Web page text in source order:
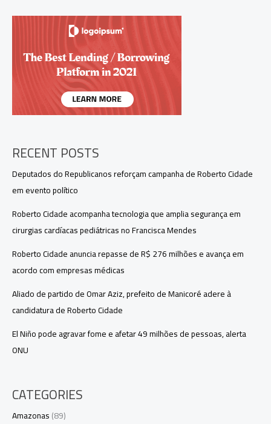
alimentação
inscrições
para
RECENT POSTS
Deputados do Republicanos reforçam campanha de Roberto Cidade
em evento político
Roberto Cidade acompanha tecnologia que amplia segurança em
cirurgias cardíacas pediátricas no Francisca Mendes
Roberto Cidade anuncia repasse de R$ 276 milhões e avança em
acordo com empresas médicas
Aliado de partido de Omar Aziz, prefeito de Manicoré adere à
candidatura de Roberto Cidade
El Niño pode agravar fome e afetar 49 milhões de pessoas, alerta
ONU
CATEGORIES
Amazonas(89)